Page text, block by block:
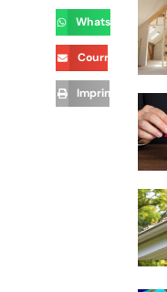
WhatsApp
Courriel
Imprimer